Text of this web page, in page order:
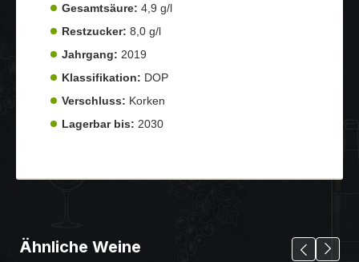
Gesamtsäure: 4,9 g/l
Restzucker: 8,0 g/l
Jahrgang: 2019
Klassifikation: DOP
Verschluss: Korken
Lagerbar bis: 2030
Ähnliche Weine